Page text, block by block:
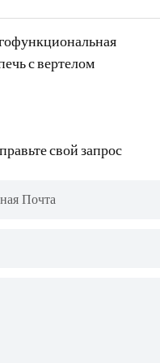
с вертелом
свой запрос
Почта